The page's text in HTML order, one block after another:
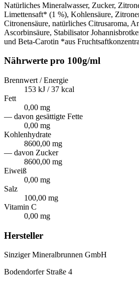
Natürliches Mineralwasser, Zucker,
Limettensaft* (1 %), Kohlensäure,
Citronensäure, natürliches Citrusaroma,
Ascorbinsäure, Stabilisator
und Beta-Carotin *aus
Nährwerte pro 100g/ml
Brennwert / Energie
153 kJ / 37 kcal
Fett
0,00 mg
— davon gesättigte Fette
0,00 mg
Kohlenhydrate
8600,00 mg
— davon Zucker
8600,00 mg
Eiweiß
0,00 mg
Salz
100,00 mg
Vitamin C
0,00 mg
Hersteller
Sinziger Mineralbrunnen GmbH
Bodendorfer Straße 4